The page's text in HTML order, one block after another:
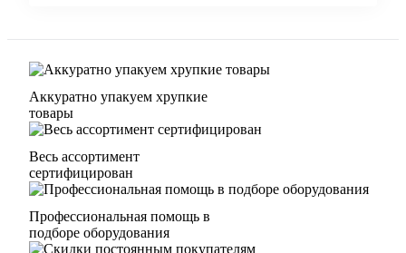
Аккуратно упакуем хрупкие
товары
Весь ассортимент
сертифицирован
Профессиональная помощь в
подборе оборудования